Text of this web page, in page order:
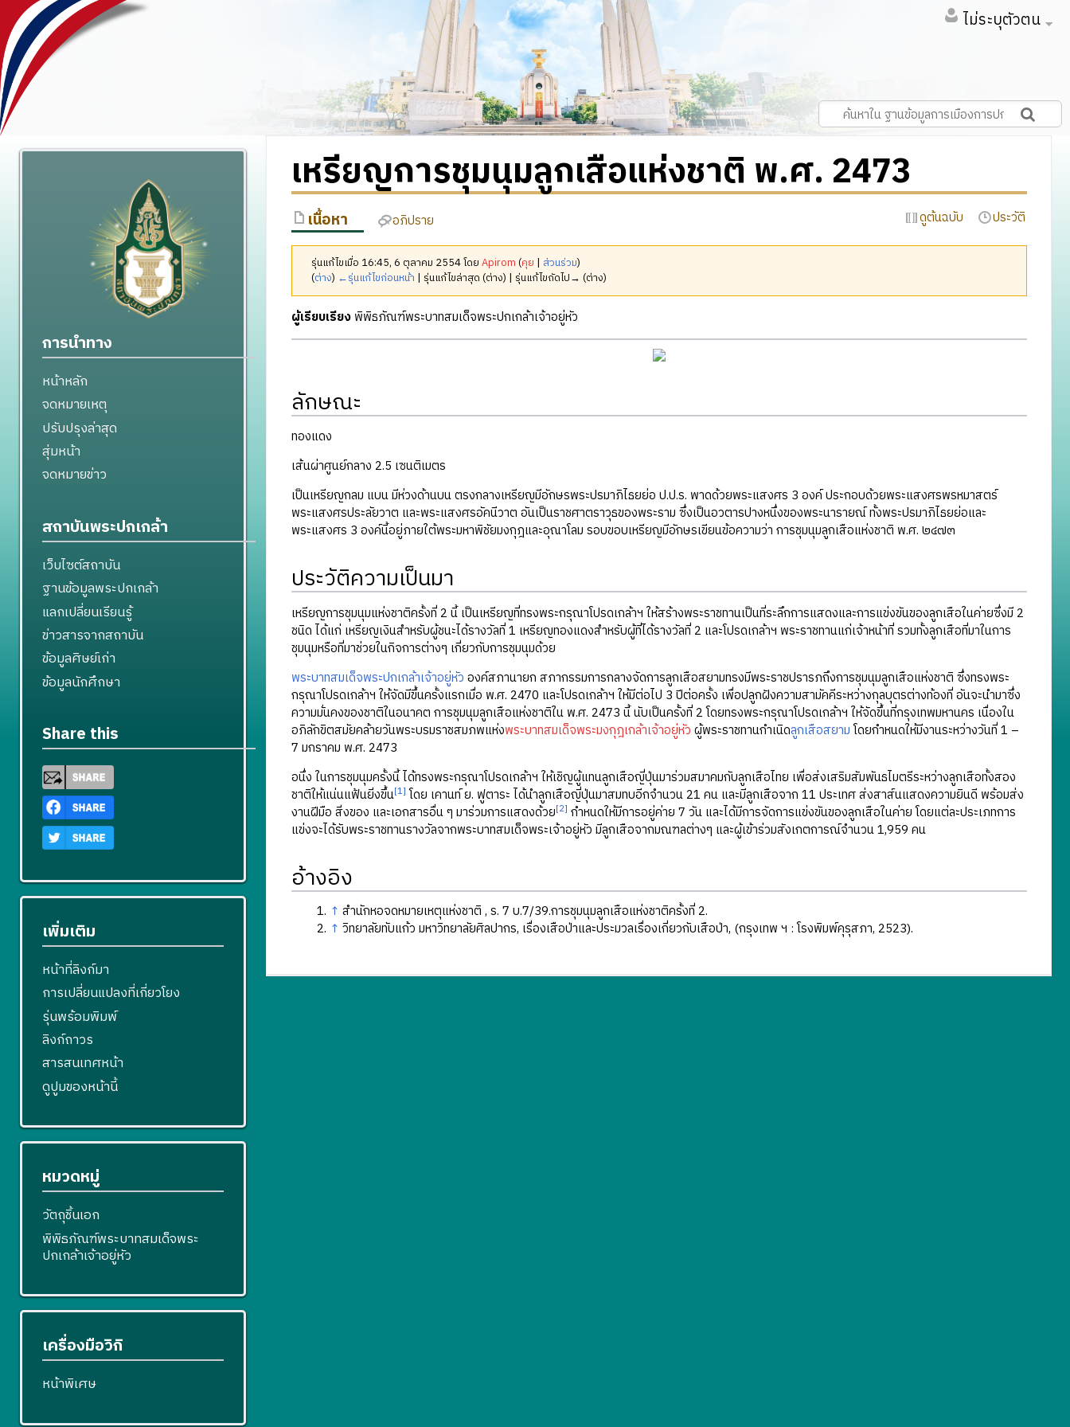
ไม่ระบุตัวตน
เหรียญการชุมนุมลูกเสือแห่งชาติ พ.ศ. 2473
เนื้อหา อภิปราย ดูต้นฉบับ ประวัติ
รุ่นแก้ไขเมื่อ 16:45, 6 ตุลาคม 2554 โดยApirom (คุย | ส่วนร่วม)
(ต่าง) ←รุ่นแก้ไขก่อนหน้า | รุ่นแก้ไขล่าสุด (ต่าง) | รุ่นแก้ไขถัดไป→ (ต่าง)
ผู้เรียบเรียงพิพิธภัณฑ์พระบาทสมเด็จพระปกเกล้าเจ้าอยู่หัว
ลักษณะ
ทองแดง
เส้นผ่าศูนย์กลาง 2.5 เซนติเมตร
เป็นเหรียญกลม แบน มีห่วงด้านบน ตรงกลางเหรียญมีอักษรพระปรมาภิไธยย่อ ป.ป.ร. พาดด้วยพระแสงศร 3 องค์ ประกอบด้วยพระแสงศรพรหมาสตร์
พระแสงศรประลัยวาต และพระแสงศรอัคนีวาต อันเป็นราชศาตราวุธของพระราม ซึ่งเป็นอวตารปางหนึ่งของพระนารายณ์ ทั้งพระปรมาภิไธยย่อและ
พระแสงศร 3 องค์นี้อยู่ภายใต้พระมหาพิชัยมงกุฎและอุณาโลม รอบขอบเหรียญมีอักษรเขียนข้อความว่า การชุมนุมลูกเสือแห่งชาติ พ.ศ. ๒๔๗๓
ประวัติความเป็นมา
เหรียญการชุมนุมแห่งชาติครั้งที่ 2 นี้ เป็นเหรียญที่ทรงพระกรุณาโปรดเกล้าฯ ให้สร้างพระราชทานเป็นที่ระลึกการแสดงและการแข่งขันของลูกเสือในค่ายซึ่งมี 2
ชนิด ได้แก่ เหรียญเงินสำหรับผู้ชนะได้รางวัลที่ 1 เหรียญทองแดงสำหรับผู้ที่ได้รางวัลที่ 2 และโปรดเกล้าฯ พระราชทานแก่เจ้าหน้าที่ รวมทั้งลูกเสือที่มาในการ
ชุมนุมหรือที่มาช่วยในกิจการต่างๆ เกี่ยวกับการชุมนุมด้วย
พระบาทสมเด็จพระปกเกล้าเจ้าอยู่หัว องค์สภานายก สภากรรมการกลางจัดการลูกเสือสยามทรงมีพระราชปรารภถึงการชุมนุมลูกเสือแห่งชาติ ซึ่งทรงพระ
กรุณาโปรดเกล้าฯ ให้จัดมีขึ้นครั้งแรกเมื่อ พ.ศ. 2470 และโปรดเกล้าฯ ให้มีต่อไป 3 ปีต่อครั้ง เพื่อปลูกฝังความสามัคคีระหว่างกุลบุตรต่างท้องที่ อันจะนำมาซึ่ง
ความมั่นคงของชาติในอนาคต การชุมนุมลูกเสือแห่งชาติใน พ.ศ. 2473 นี้ นับเป็นครั้งที่ 2 โดยทรงพระกรุณาโปรดเกล้าฯ ให้จัดขึ้นที่กรุงเทพมหานคร เนื่องใน
อภิลักขิตสมัยคล้ายวันพระบรมราชสมภพแห่งพระบาทสมเด็จพระมงกุฎเกล้าเจ้าอยู่หัว ผู้พระราชทานกำเนิดลูกเสือสยามโดยกำหนดให้มีงานระหว่างวันที่ 1 –
7 มกราคม พ.ศ. 2473
อนึ่ง ในการชุมนุมครั้งนี้ ได้ทรงพระกรุณาโปรดเกล้าฯ ให้เชิญผู้แทนลูกเสือญี่ปุ่นมาร่วมสมาคมกับลูกเสือไทย เพื่อส่งเสริมสัมพันธไมตรีระหว่างลูกเสือทั้งสอง
ชาติให้แน่นแฟ้นยิ่งขึ้น[1] โดย เคานท์ ย. ฟูตาระ ได้นำลูกเสือญี่ปุ่นมาสมทบอีกจำนวน 21 คน และมีลูกเสือจาก 11 ประเทศ ส่งสาส์นแสดงความยินดี พร้อมส่ง
งานฝีมือ สิ่งของ และเอกสารอื่น ๆ มาร่วมการแสดงด้วย[2] กำหนดให้มีการอยู่ค่าย 7 วัน และได้มีการจัดการแข่งขันของลูกเสือในค่าย โดยแต่ละประเภทการ
แข่งจะได้รับพระราชทานรางวัลจากพระบาทสมเด็จพระเจ้าอยู่หัว มีลูกเสือจากมณฑลต่างๆ และผู้เข้าร่วมสังเกตการณ์จำนวน 1,959 คน
อ้างอิง
↑ สำนักหอจดหมายเหตุแห่งชาติ , ร. 7 บ.7/39.การชุมนุมลูกเสือแห่งชาติครั้งที่ 2.
↑ วิทยาลัยทับแก้ว มหาวิทยาลัยศิลปากร, เรื่องเสือป่าและประมวลเรื่องเกี่ยวกับเสือป่า, (กรุงเทพ ฯ : โรงพิมพ์คุรุสภา, 2523).
การนำทาง
หน้าหลัก
จดหมายเหตุ
ปรับปรุงล่าสุด
สุ่มหน้า
จดหมายข่าว
สถาบันพระปกเกล้า
เว็บไซต์สถาบัน
ฐานข้อมูลพระปกเกล้า
แลกเปลี่ยนเรียนรู้
ข่าวสารจากสถาบัน
ข้อมูลศิษย์เก่า
ข้อมูลนักศึกษา
Share this
เพิ่มเติม
หน้าที่ลิงก์มา
การเปลี่ยนแปลงที่เกี่ยวโยง
รุ่นพร้อมพิมพ์
ลิงก์ถาวร
สารสนเทศหน้า
ดูปูมของหน้านี้
หมวดหมู่
วัตถุชิ้นเอก
พิพิธภัณฑ์พระบาทสมเด็จพระ
ปกเกล้าเจ้าอยู่หัว
เครื่องมือวิกิ
หน้าพิเศษ